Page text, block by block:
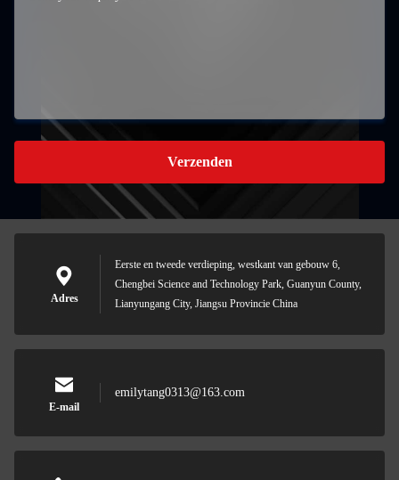
Verzenden
Adres
Eerste en tweede verdieping, westkant van gebouw 6,
Chengbei Science and Technology Park, Guanyun County,
Lianyungang City, Jiangsu Provincie China
E-mail
emilytang0313@163.com